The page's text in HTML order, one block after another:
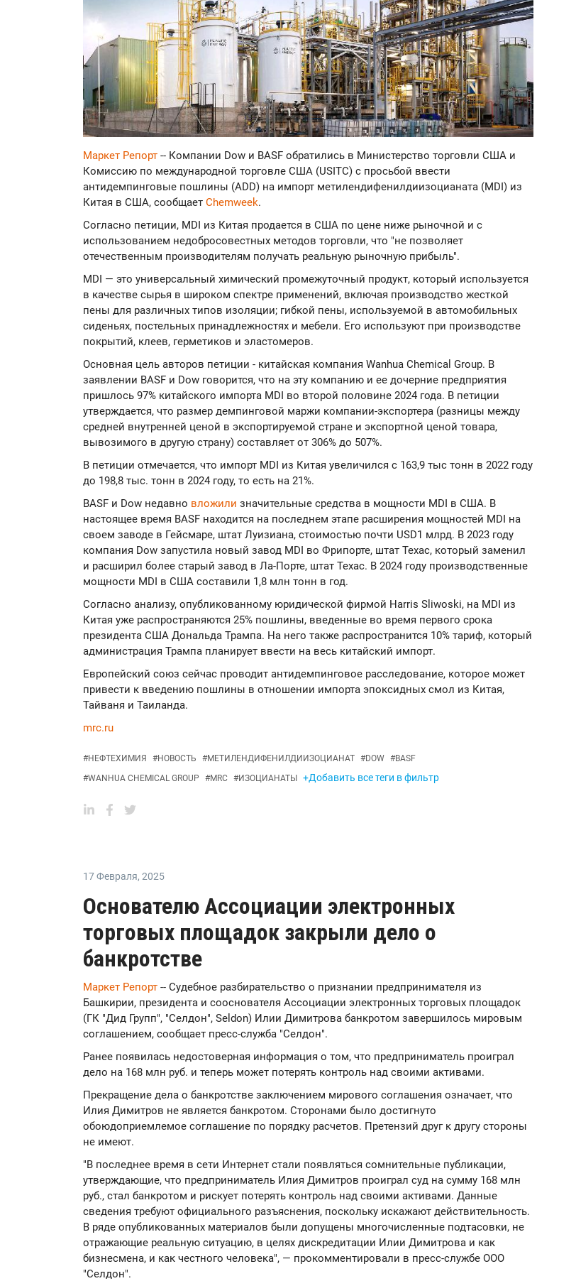
Маркет Репорт -- Компании Dow и BASF обратились в Министерство торговли США и
Комиссию по международной торговле США (USITC) с просьбой ввести
антидемпинговые пошлины (ADD) на импорт метилендифенилдиизоцианата (MDI) из
Китая в США, сообщает Chemweek.
Согласно петиции, MDI из Китая продается в США по цене ниже рыночной и с
использованием недобросовестных методов торговли, что "не позволяет
отечественным производителям получать реальную рыночную прибыль".
MDI — это универсальный химический промежуточный продукт, который используется
в качестве сырья в широком спектре применений, включая производство жесткой
пены для различных типов изоляции; гибкой пены, используемой в автомобильных
сиденьях, постельных принадлежностях и мебели. Его используют при производстве
покрытий, клеев, герметиков и эластомеров.
Основная цель авторов петиции - китайская компания Wanhua Chemical Group. В
заявлении BASF и Dow говорится, что на эту компанию и ее дочерние предприятия
пришлось 97% китайского импорта MDI во второй половине 2024 года. В петиции
утверждается, что размер демпинговой маржи компании-экспортера (разницы между
средней внутренней ценой в экспортируемой стране и экспортной ценой товара,
вывозимого в другую страну) составляет от 306% до 507%.
В петиции отмечается, что импорт MDI из Китая увеличился с 163,9 тыс тонн в 2022 году
до 198,8 тыс. тонн в 2024 году, то есть на 21%.
BASF и Dow недавно вложили значительные средства в мощности MDI в США. В
настоящее время BASF находится на последнем этапе расширения мощностей MDI на
своем заводе в Гейсмаре, штат Луизиана, стоимостью почти USD1 млрд. В 2023 году
компания Dow запустила новый завод MDI во Фрипорте, штат Техас, который заменил
и расширил более старый завод в Ла-Порте, штат Техас. В 2024 году производственные
мощности MDI в США составили 1,8 млн тонн в год.
Согласно анализу, опубликованному юридической фирмой Harris Sliwoski, на MDI из
Китая уже распространяются 25% пошлины, введенные во время первого срока
президента США Дональда Трампа. На него также распространится 10% тариф, который
администрация Трампа планирует ввести на весь китайский импорт.
Европейский союз сейчас проводит антидемпинговое расследование, которое может
привести к введению пошлины в отношении импорта эпоксидных смол из Китая,
Тайваня и Таиланда.
mrc.ru
#НЕФТЕХИМИЯ #НОВОСТЬ #МЕТИЛЕНДИФЕНИЛДИИЗОЦИАНАТ #DOW #BASF
#WANHUA CHEMICAL GROUP #MRC #ИЗОЦИАНАТЫ +Добавить все теги в фильтр
17 Февраля, 2025
Основателю Ассоциации электронных
торговых площадок закрыли дело о
банкротстве
Маркет Репорт -- Судебное разбирательство о признании предпринимателя из
Башкирии, президента и сооснователя Ассоциации электронных торговых площадок
(ГК "Дид Групп", "Селдон", Seldon) Илии Димитрова банкротом завершилось мировым
соглашением, сообщает пресс-служба "Селдон".
Ранее появилась недостоверная информация о том, что предприниматель проиграл
дело на 168 млн руб. и теперь может потерять контроль над своими активами.
Прекращение дела о банкротстве заключением мирового соглашения означает, что
Илия Димитров не является банкротом. Сторонами было достигнуто
обоюдоприемлемое соглашение по порядку расчетов. Претензий друг к другу стороны
не имеют.
"В последнее время в сети Интернет стали появляться сомнительные публикации,
утверждающие, что предприниматель Илия Димитров проиграл суд на сумму 168 млн
руб., стал банкротом и рискует потерять контроль над своими активами. Данные
сведения требуют официального разъяснения, поскольку искажают действительность.
В ряде опубликованных материалов были допущены многочисленные подтасовки, не
отражающие реальную ситуацию, в целях дискредитации Илии Димитрова и как
бизнесмена, и как честного человека", — прокомментировали в пресс-службе ООО
"Селдон".